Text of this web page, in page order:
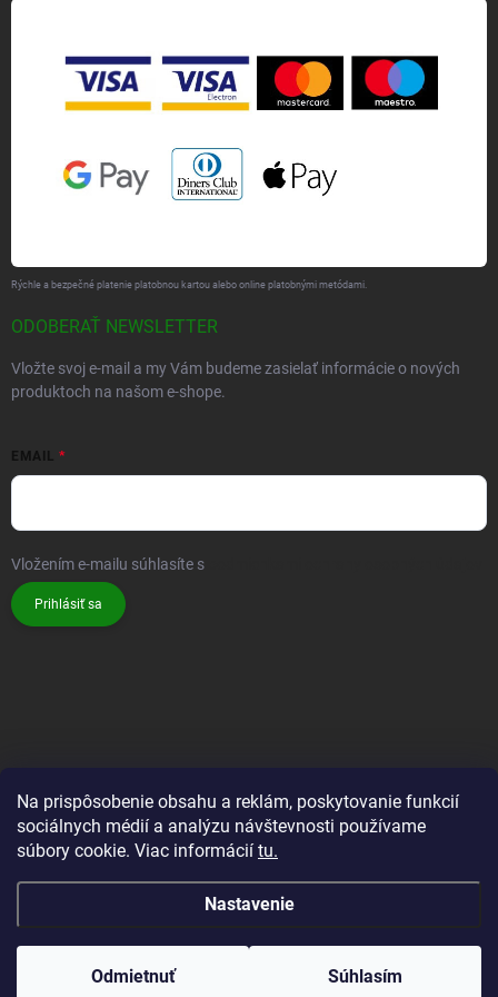
Na prispôsobenie obsahu a reklám, poskytovanie funkcií
sociálnych médií a analýzu návštevnosti používame
súbory cookie. Viac informácií tu.
Nastavenie
Odmietnuť Súhlasím
Rýchle a bezpečné platenie platobnou kartou alebo online platobnými metódami.
ODOBERAŤ NEWSLETTER
Vložte svoj e-mail a my Vám budeme zasielať informácie o nových
produktoch na našom e-shope.
EMAIL
Vložením e-mailu súhlasíte s
Prihlásiť sa